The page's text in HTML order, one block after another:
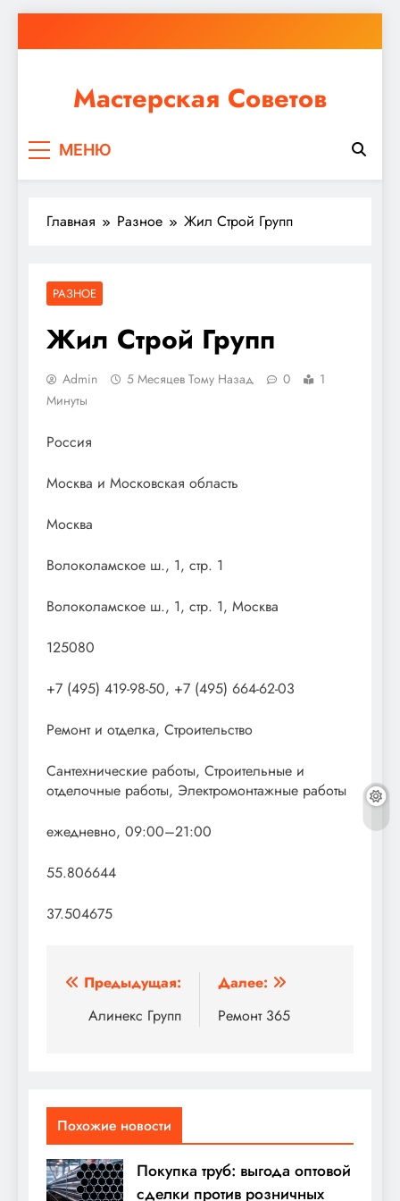
к
Мастерская Советов
ремонт или крупное строительство, в Мастерской
МЕНЮ
Главная Разное Жил Строй Групп
РАЗНОЕ
Жил Строй Групп
Admin 5 Месяцев Тому Назад 0
1
Минуты
Россия
Москва и Московская область
Москва
Волоколамское ш., 1, стр. 1
Волоколамское ш., 1, стр. 1, Москва
125080
+7 (495) 419-98-50, +7 (495) 664-62-03
Ремонт и отделка, Строительство
Сантехнические работы, Строительные и
отделочные работы, Электромонтажные работы
ежедневно, 09:00–21:00
55.806644
37.504675
Навигация
Предыдущая:
Алинекс Групп
Далее:
Ремонт 365
Похожие новости
Покупка труб: выгода оптовой
сделки против розничных